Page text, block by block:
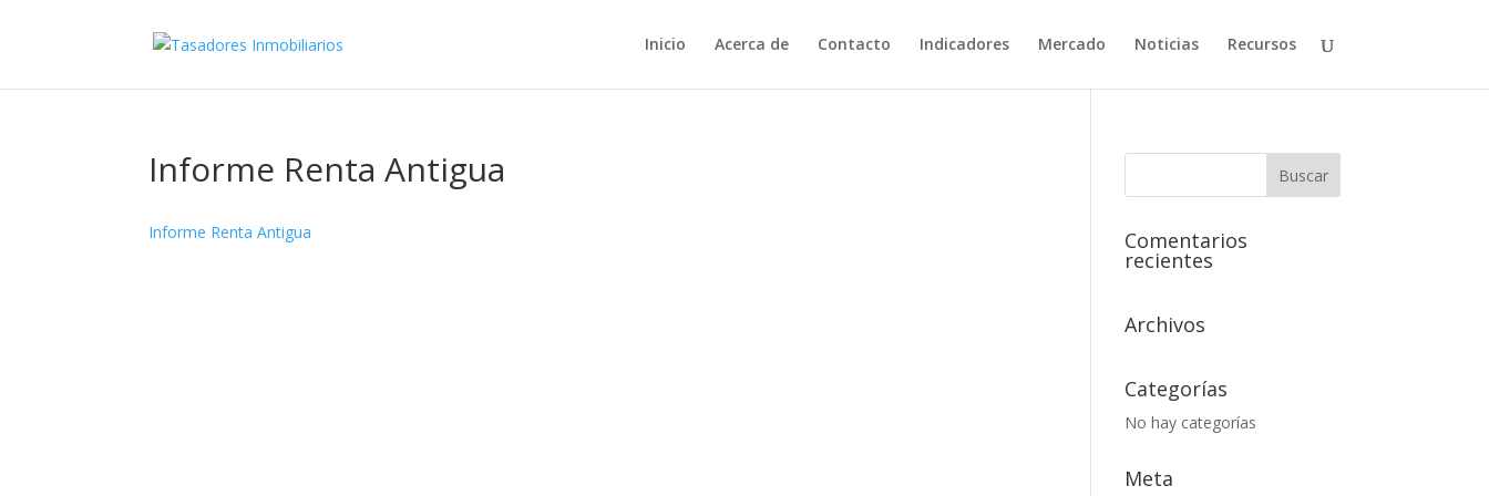
Inicio Acerca de Contacto Indicadores Mercado Noticias Recursos
Informe Renta Antigua
Informe Renta Antigua Comentarios
recientes
Archivos
Categorías
No hay categorías
Meta